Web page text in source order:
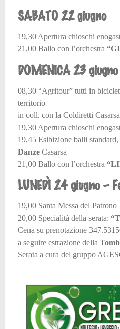
SABATO 22 giugno
19,30 Apertura chioschi
21,00 Ballo con l’orchestra
DOMENICA 23 giugno
08,30 “Agritour” tutti in
territorio
in coll. con la Coldiretti
19,30 Apertura chioschi
19,45 Esibizione balli
Danze Casarsa
21,00 Ballo con l’orchestra
LUNEDÌ 24 giugno –
19,00 Santa Messa del Patrono
20,00 Specialità della serata:
Cena su prenotazione
a seguire estrazione della
Serata a cura del gruppo